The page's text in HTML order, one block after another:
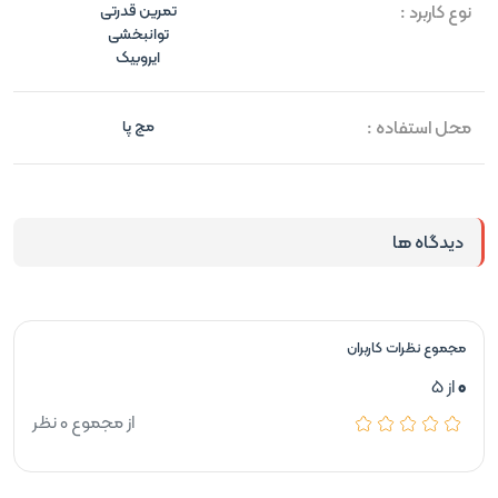
نوع کاربرد :
تمرین قدرتی
توانبخشی
ایروبیک
محل استفاده : مچ پا
دیدگاه ها
مجموع نظرات کاربران
0از 5
از مجموع 0 نظر